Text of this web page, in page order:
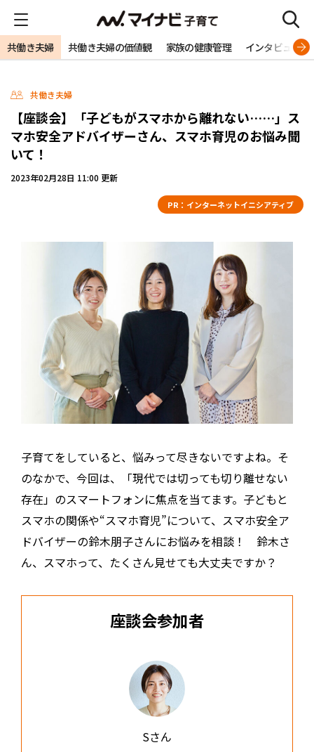
共働き夫婦 共働き夫婦の価値観 家族の健康管理 インタビュー
共働き夫婦
【座談会】「子どもがスマホから離れない……」ス
マホ安全アドバイザーさん、スマホ育児のお悩み聞
いて！
2023年02月28日 11:00 更新
PR： インターネットイニシアティブ
子育てをしていると、悩みって尽きないですよね。そ
のなかで、今回は、「現代では切っても切り離せない
存在」のスマートフォンに焦点を当てます。子どもと
スマホの関係や“スマホ育児”について、スマホ安全ア
ドバイザーの鈴木朋子さんにお悩みを相談！ 鈴木さ
ん、スマホって、たくさん見せても大丈夫ですか？
座談会参加者
Sさん